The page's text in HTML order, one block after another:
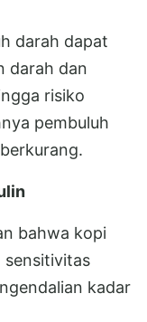
darah dapat
darah dan
risiko
pembuluh
bahwa kopi
sensitivitas
kadar